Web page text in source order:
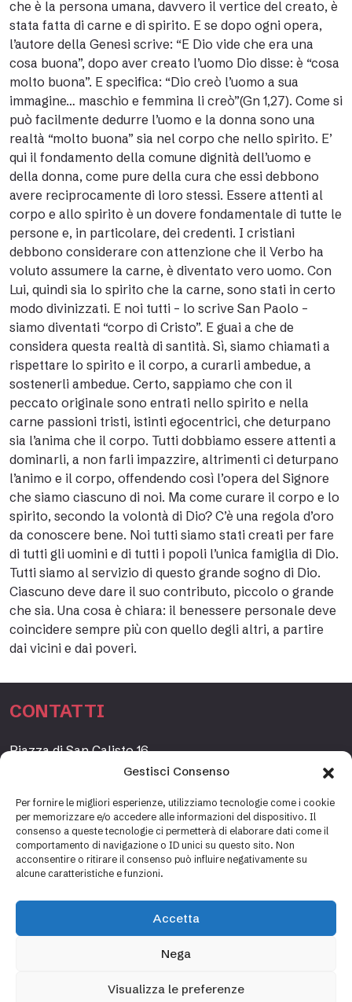
Gestisci Consenso
Per fornire le migliori esperienze, utilizziamo tecnologie come i cookie
per memorizzare e/o accedere alle informazioni del dispositivo. Il
consenso a queste tecnologie ci permetterà di elaborare dati come il
comportamento di navigazione o ID unici su questo sito. Non
acconsentire o ritirare il consenso può influire negativamente su
alcune caratteristiche e funzioni.
Accetta
Nega
Visualizza le preferenze
che è la persona umana, davvero il vertice del creato, è
stata fatta di carne e di spirito. E se dopo ogni opera,
l’autore della Genesi scrive: “E Dio vide che era una
cosa buona”, dopo aver creato l’uomo Dio disse: è “cosa
molto buona”. E specifica: “Dio creò l’uomo a sua
immagine… maschio e femmina li creò”(Gn 1,27). Come si
può facilmente dedurre l’uomo e la donna sono una
realtà “molto buona” sia nel corpo che nello spirito. E’
qui il fondamento della comune dignità dell’uomo e
della donna, come pure della cura che essi debbono
avere reciprocamente di loro stessi. Essere attenti al
corpo e allo spirito è un dovere fondamentale di tutte le
persone e, in particolare, dei credenti. I cristiani
debbono considerare con attenzione che il Verbo ha
voluto assumere la carne, è diventato vero uomo. Con
Lui, quindi sia lo spirito che la carne, sono stati in certo
modo divinizzati. E noi tutti – lo scrive San Paolo –
siamo diventati “corpo di Cristo”. E guai a che de
considera questa realtà di santità. Sì, siamo chiamati a
rispettare lo spirito e il corpo, a curarli ambedue, a
sostenerli ambedue. Certo, sappiamo che con il
peccato originale sono entrati nello spirito e nella
carne passioni tristi, istinti egocentrici, che deturpano
sia l’anima che il corpo. Tutti dobbiamo essere attenti a
dominarli, a non farli impazzire, altrimenti ci deturpano
l’animo e il corpo, offendendo così l’opera del Signore
che siamo ciascuno di noi. Ma come curare il corpo e lo
spirito, secondo la volontà di Dio? C’è una regola d’oro
da conoscere bene. Noi tutti siamo stati creati per fare
di tutti gli uomini e di tutti i popoli l’unica famiglia di Dio.
Tutti siamo al servizio di questo grande sogno di Dio.
Ciascuno deve dare il suo contributo, piccolo o grande
che sia. Una cosa è chiara: il benessere personale deve
coincidere sempre più con quello degli altri, a partire
dai vicini e dai poveri.
CONTATTI
Piazza di San Calisto 16,
www.fondazioneetagrande.org
SEGRETERIA
info@fondazioneetagrande.it